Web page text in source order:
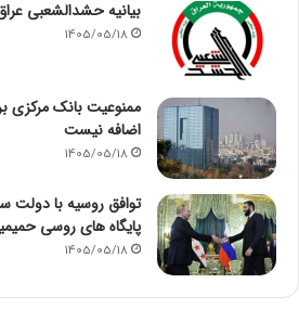
بیانیه حشدالشعبی
1405/05/18
ممنوعیت بانک مرکزی
اضافه نیست
1405/05/18
توافق روسیه با دولت
پایگاه های روسی
1405/05/18